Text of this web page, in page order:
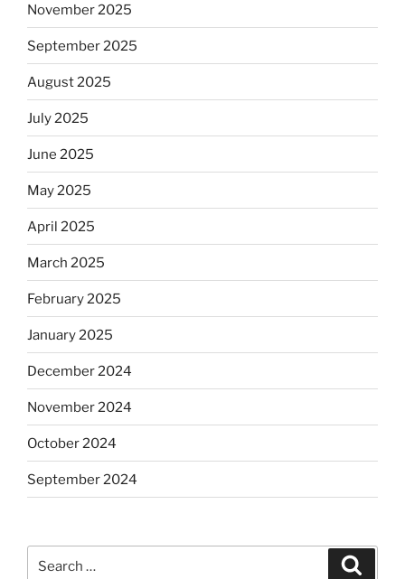
November 2025
September 2025
August 2025
July 2025
June 2025
May 2025
April 2025
March 2025
February 2025
January 2025
December 2024
November 2024
October 2024
September 2024